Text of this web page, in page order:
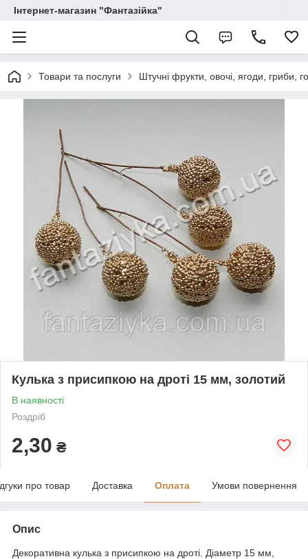
Інтернет-магазин "Фантазійка"
Товари та послуги Штучні фрукти, овочі, ягоди, гриби,
Кулька з присипкою на дроті 15 мм, золотий
В наявності
Роздріб
2,30 ₴
про товар Доставка Оплата Умови повернення
Опис
Декоративна кулька з присипкою на дроті. Діаметр 15 мм,